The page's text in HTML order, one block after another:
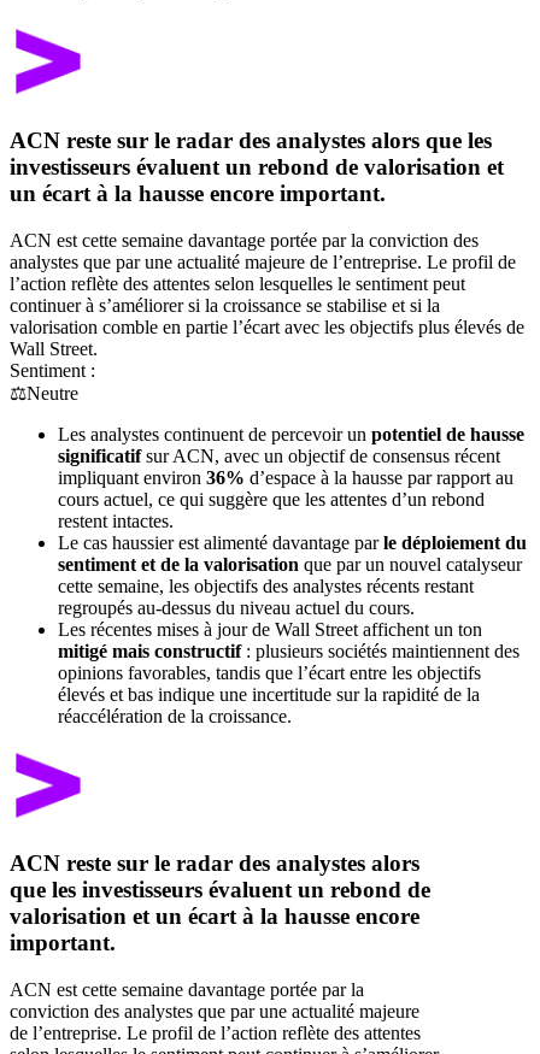
ACN reste sur le radar des analystes alors que les
investisseurs évaluent un rebond de valorisation et
un écart à la hausse encore important.
ACN est cette semaine davantage portée par la conviction des
analystes que par une actualité majeure de l’entreprise. Le profil de
l’action reflète des attentes selon lesquelles le sentiment peut
continuer à s’améliorer si la croissance se stabilise et si la
valorisation comble en partie l’écart avec les objectifs plus élevés de
Wall Street.
Sentiment :
⚖️Neutre
Les analystes continuent de percevoir un potentiel de hausse
significatifsur ACN, avec un objectif de consensus récent
impliquant environ 36% d’espace à la hausse par rapport au
cours actuel, ce qui suggère que les attentes d’un rebond
restent intactes.
Le cas haussier est alimenté davantage parle déploiement du
sentiment et de la valorisation que par un nouvel catalyseur
cette semaine, les objectifs des analystes récents restant
regroupés au-dessus du niveau actuel du cours.
Les récentes mises à jour de Wall Street affichent un ton
mitigé mais constructif: plusieurs sociétés maintiennent des
opinions favorables, tandis que l’écart entre les objectifs
élevés et bas indique une incertitude sur la rapidité de la
réaccélération de la croissance.
ACN reste sur le radar des analystes alors
que les investisseurs évaluent un rebond de
valorisation et un écart à la hausse encore
important.
ACN est cette semaine davantage portée par la
conviction des analystes que par une actualité majeure
de l’entreprise. Le profil de l’action reflète des attentes